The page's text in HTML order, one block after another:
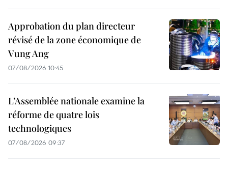
Approbation du plan directeur
révisé de la zone économique de
Vung Ang
07/08/2026 10:45
L’Assemblée nationale examine la
réforme de quatre lois
technologiques
07/08/2026 09:37